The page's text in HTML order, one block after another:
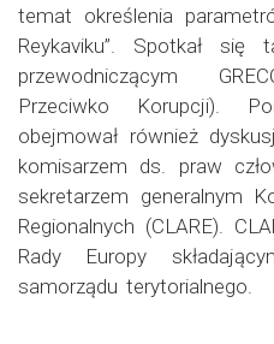
temat określenia
Reykaviku”. Spotkał
przewodniczącym
Przeciwko Korupcji).
obejmował również
komisarzem ds. praw
sekretarzem generalnym
Regionalnych (CLARE).
Rady Europy
samorządu terytorialnego.